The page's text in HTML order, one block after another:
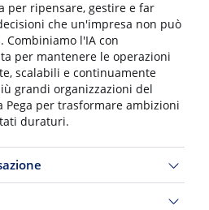
per ripensare, gestire e far
che un'impresa non può
Combiniamo l'IA con
per mantenere le operazioni
scalabili e continuamente
grandi organizzazioni del
Pega per trasformare ambizioni
duraturi.